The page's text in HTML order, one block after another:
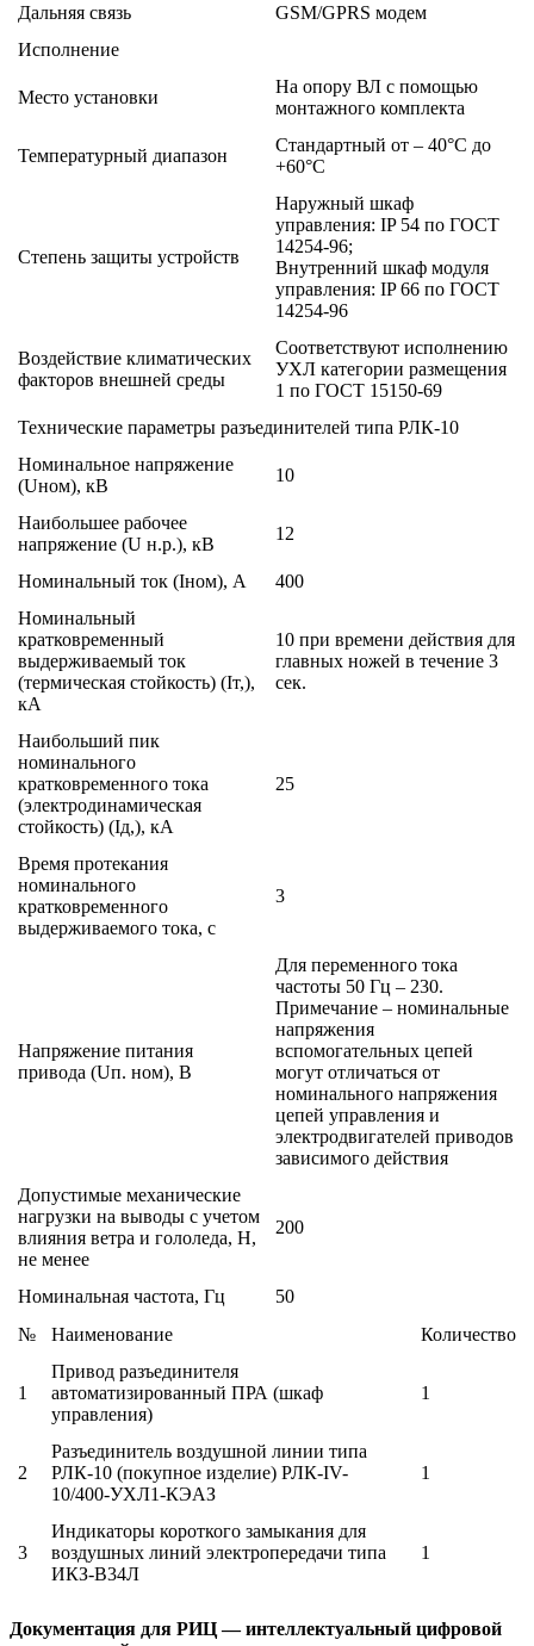
Дальняя связь
GSM/GPRS модем
Исполнение
Место установки
На опору ВЛ с помощью
монтажного комплекта
Температурный диапазон
Стандартный от – 40°С до
+60°С
Степень защиты устройств
Наружный шкаф
управления: IP 54 по ГОСТ
14254-96;
Внутренний шкаф модуля
управления: IP 66 по ГОСТ
14254-96
Воздействие климатических
факторов внешней среды
Соответствуют исполнению
УХЛ категории размещения
1 по ГОСТ 15150-69
Технические параметры разъединителей типа РЛК-10
Номинальное напряжение
(Uном), кВ
10
Наибольшее рабочее
напряжение (U н.р.), кВ
12
Номинальный ток (Iном), А
400
Номинальный
кратковременный
выдерживаемый ток
(термическая стойкость) (Iт,),
кА
10 при времени действия для
главных ножей в течение 3
сек.
Наибольший пик
номинального
кратковременного тока
(электродинамическая
стойкость) (Iд,), кА
25
Время протекания
номинального
кратковременного
выдерживаемого тока, с
3
Напряжение питания
привода (Uп. ном), В
Для переменного тока
частоты 50 Гц – 230.
Примечание – номинальные
напряжения
вспомогательных цепей
могут отличаться от
номинального напряжения
цепей управления и
электродвигателей приводов
зависимого действия
Допустимые механические
нагрузки на выводы с учетом
влияния ветра и гололеда, Н,
не менее
200
Номинальная частота, Гц
50
№
Наименование Количество
1
Привод разъединителя
автоматизированный ПРА (шкаф
управления)
1
2
Разъединитель воздушной линии типа
РЛК-10 (покупное изделие) РЛК-IV-
10/400-УХЛ1-КЭАЗ
1
3
Индикаторы короткого замыкания для
воздушных линий электропередачи типа
ИКЗ-В34Л
1
Документация для РИЦ — интеллектуальный цифровой